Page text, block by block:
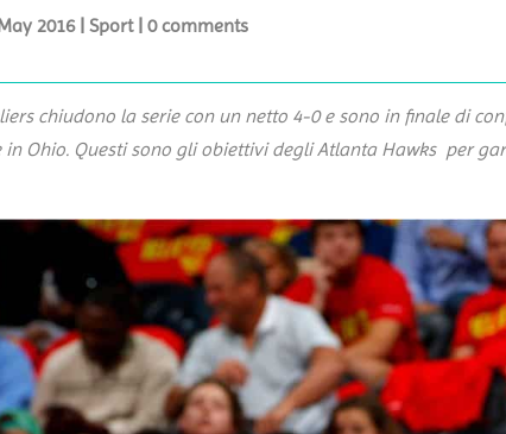
2016| Sport| 0 comments
chiudono la serie con un netto 4-0 e sono in finale di
Ohio. Questi sono gli obiettivi degli Atlanta Hawks per